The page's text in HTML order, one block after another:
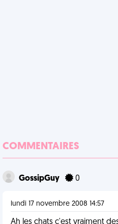
COMMENTAIRES
GossipGuy 0
lundi 17 novembre 2008 14:57
Ah les chats c'est vraiment